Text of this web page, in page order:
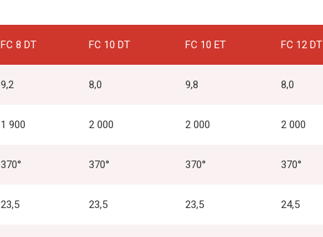
FC 8 DT FC 10 DT FC 10 ET FC 12 DT
9,2 8,0 9,8 8,0
1 900 2 000 2 000 2 000
370° 370° 370° 370°
23,5 23,5 23,5 24,5